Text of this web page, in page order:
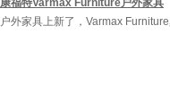
康福特Varmax Furniture户外家具
户外家具上新了，Varmax